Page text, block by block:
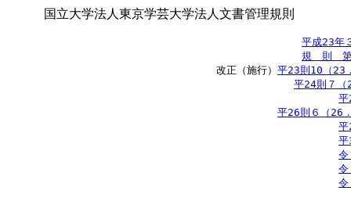
国立大学法人東京学芸大学法人文書管理規則
平成23年
規　則　
改正（施行） 平23則10（23
平24則７（
平
平26則６（26
平
平
令
令
令